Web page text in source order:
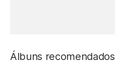
Álbuns recomendados